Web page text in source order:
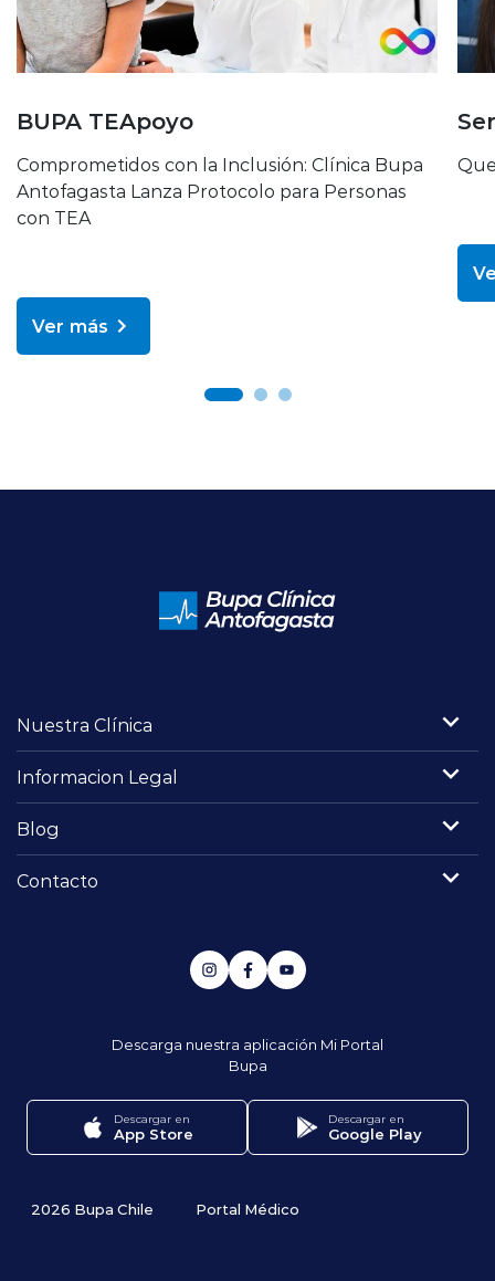
BUPA TEApoyo
Comprometidos con la Inclusión: Clínica Bupa
Antofagasta Lanza Protocolo para Personas
con TEA
Ver más
Nuestra Clínica
Informacion Legal
Blog
Contacto
Descarga nuestra aplicación Mi Portal
Bupa
Descargar en
App Store
Descargar en
Google Play
2026 Bupa Chile Portal Médico